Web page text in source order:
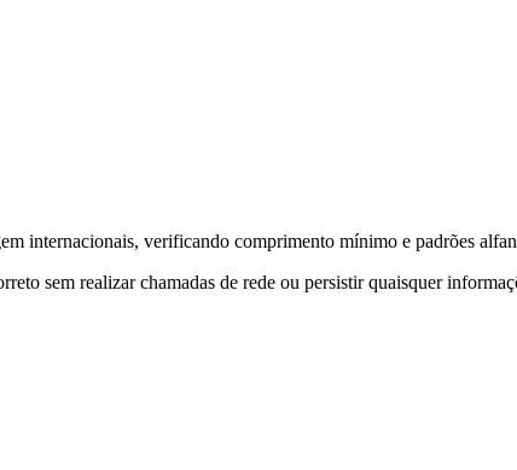
internacionais, verificando comprimento mínimo e padrões
sem realizar chamadas de rede ou persistir quaisquer